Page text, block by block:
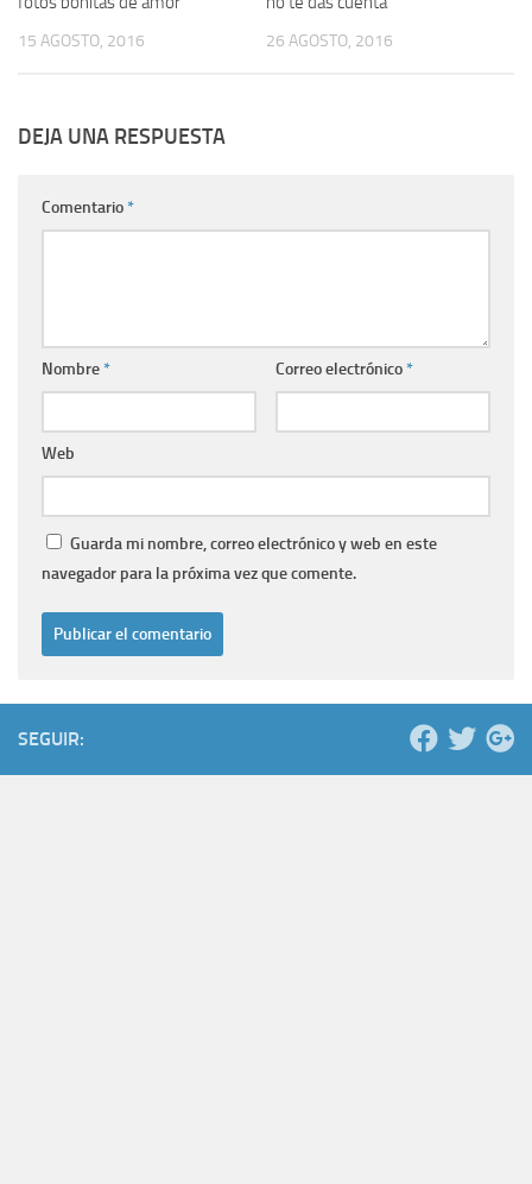
15 AGOSTO, 2016 26 AGOSTO, 2016
DEJA UNA RESPUESTA
Comentario*
Nombre* Correo electrónico*
Web
Guarda mi nombre, correo electrónico y web en este
navegador para la próxima vez que comente.
SEGUIR: